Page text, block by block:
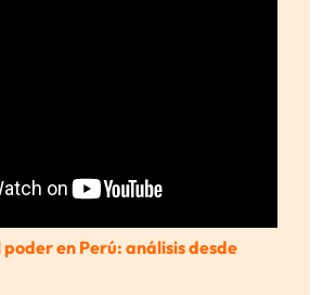
poder en Perú: análisis desde